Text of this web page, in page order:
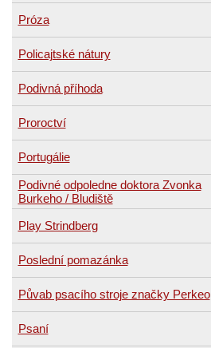
Próza
Policajtské nátury
Podivná příhoda
Proroctví
Portugálie
Podivné odpoledne doktora Zvonka
Burkeho / Bludiště
Play Strindberg
Poslední pomazánka
Půvab psacího stroje značky Perkeo
Psaní